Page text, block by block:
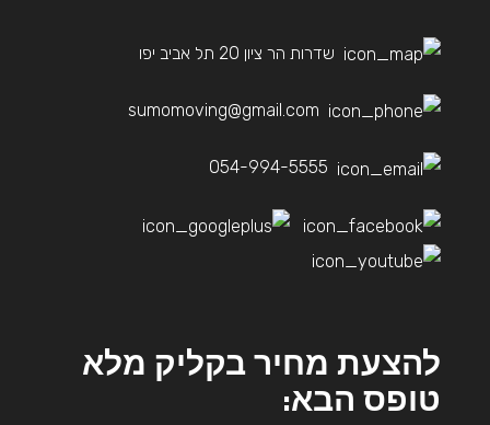
שדרות הר ציון 20 תל אביב יפו
sumomoving@gmail.com
054-994-5555
להצעת מחיר בקליק מלא
טופס הבא: